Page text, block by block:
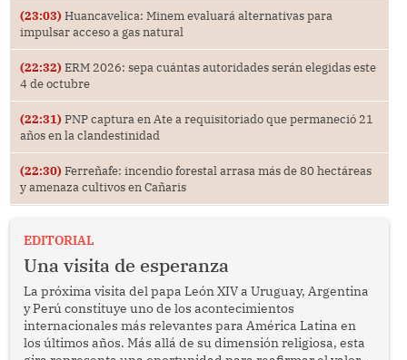
(23:03) Huancavelica: Minem evaluará alternativas para
impulsar acceso a gas natural
(22:32) ERM 2026: sepa cuántas autoridades serán elegidas este
4 de octubre
(22:31) PNP captura en Ate a requisitoriado que permaneció 21
años en la clandestinidad
(22:30) Ferreñafe: incendio forestal arrasa más de 80 hectáreas
y amenaza cultivos en Cañaris
EDITORIAL
Una visita de esperanza
La próxima visita del papa León XIV a Uruguay, Argentina
y Perú constituye uno de los acontecimientos
internacionales más relevantes para América Latina en
los últimos años. Más allá de su dimensión religiosa, esta